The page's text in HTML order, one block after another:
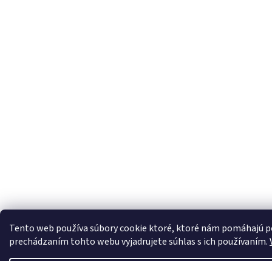
Tento web používa súbory cookie ktoré, ktoré nám pomáhajú
prechádzaním tohto webu vyjadrujete súhlas s ich používaním.